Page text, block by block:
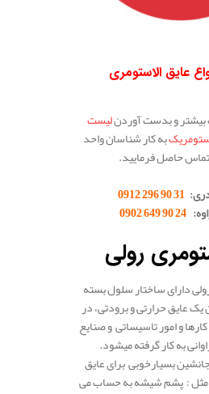
عایق الاستومری
بیشتر و بدست آوردنلیست
به کار شناسان واحد
تماس حاصل فرمایید.
31 90 296 0912
24 90 649 0902
رولی
دارای ساختار سلول بسته
عایق حرارتی و برودتی، در
و امور تاسیساتی و صنایع
به کار گرفته میشود.
بسیارخوبی برای عایق
: پشم شیشه به حساب می